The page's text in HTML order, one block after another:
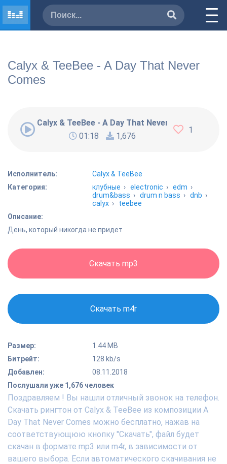
Calyx & TeeBee - A Day That Never
Comes
Calyx & TeeBee - A Day That Never Comes
01:18
1,676
1
Исполнитель:
Calyx & TeeBee
Категория:
клубные ›electronic ›edm ›
drum&bass ›drum n bass ›dnb ›
calyx › teebee
Описание:
День, который никогда не придет
Скачать mp3
Скачать m4r
Размер:
1.44 MB
Битрейт:
128 kb/s
Добавлен:
08.11.2018
Послушали уже 1,676 человек
Поздравляем ! Вы нашли отличный звонок на телефон.
Скачать рингтон от Calyx & TeeBee из композиции A
Day That Never Comes можно бесплатно, нажав на
соответствующюю кнопку "Скачать", файл будет
скачан в формате mp3 или m4r, в зависимости от
вашего выбора. Если автоматического скачивания не